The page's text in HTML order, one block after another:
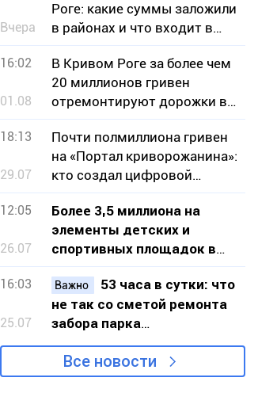
Вчера
Роге: какие суммы заложили
в районах и что входит в
услуги
16:02
01.08
В Кривом Роге за более чем
20 миллионов гривен
отремонтируют дорожки в
парке
18:13
29.07
Почти полмиллиона гривен
на «Портал криворожанина»:
кто создал цифровой
сервис для горожан
12:05
26.07
Более 3,5 миллиона на
элементы детских и
спортивных площадок в
шести локациях Кривого
Рога
16:03
25.07
Важно
53 часа в сутки: что
не так со сметой ремонта
забора парка
«Шахтёрский» в Кривом
Роге
Все новости